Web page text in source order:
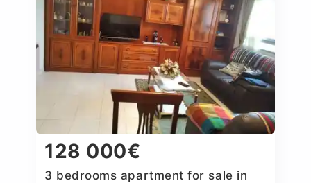
128 000€
3 bedrooms apartment for sale in